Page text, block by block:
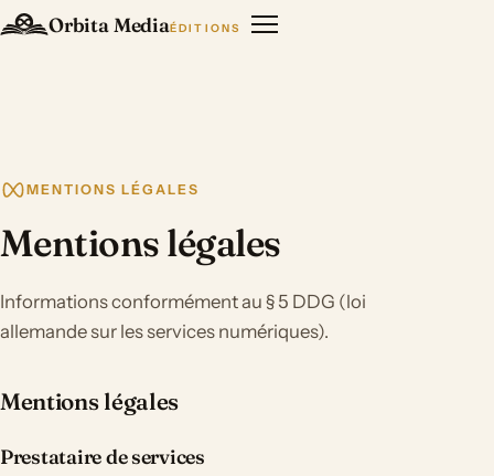
Orbita MediaÉDITIONS
MENTIONS LÉGALES
Mentions légales
Informations conformément au § 5 DDG (loi
allemande sur les services numériques).
Mentions légales
Prestataire de services